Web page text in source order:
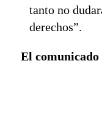
tanto no
derechos”.
El